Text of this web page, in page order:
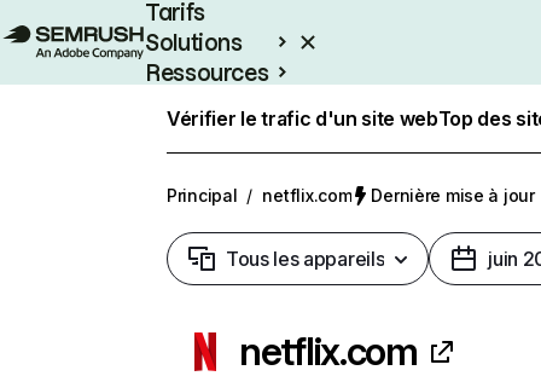
Tarifs
Solutions
Ressources
Vérifier le trafic d'un site webTop des
Principal / netflix.com Dernière mise à jour
Tous les appareils juin
netflix.com